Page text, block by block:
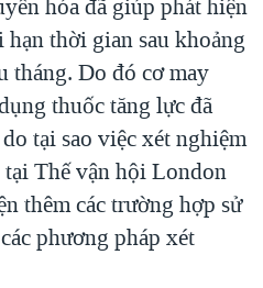
hóa đã giúp phát hiện
thời gian sau khoảng
tháng. Do đó cơ may
thuốc tăng lực đã
tại sao việc xét nghiệm
Thế vận hội London
thêm các trường hợp sử
phương pháp xét